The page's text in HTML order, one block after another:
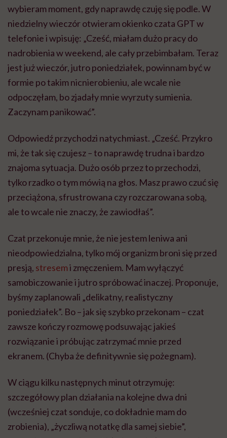
wybieram moment, gdy naprawdę czuję się podle. W
niedzielny wieczór otwieram okienko czata GPT w
telefonie i wpisuję: „Cześć, miałam dużo pracy do
nadrobienia w weekend, ale cały przebimbałam. Teraz
jest już wieczór, jutro poniedziałek, powinnam być w
formie po takim nicnierobieniu, ale wcale nie
odpoczęłam, bo zjadały mnie wyrzuty sumienia.
Zaczynam panikować”.
Odpowiedź przychodzi natychmiast. „Cześć. Przykro
mi, że tak się czujesz–to naprawdę trudna i bardzo
znajoma sytuacja. Dużo osób przez to przechodzi,
tylko rzadko o tym mówią na głos. Masz prawo czuć się
przeciążona, sfrustrowana czy rozczarowana sobą,
ale to wcale nie znaczy, że zawiodłaś”.
Czat przekonuje mnie, że nie jestem leniwa ani
nieodpowiedzialna, tylko mój organizm broni się przed
presją, stresemi zmęczeniem. Mam wyłączyć
samobiczowanie i jutro spróbować inaczej. Proponuje,
byśmy zaplanowali „delikatny, realistyczny
poniedziałek”. Bo – jak się szybko przekonam – czat
zawsze kończy rozmowę podsuwając jakieś
rozwiązanie i próbując zatrzymać mnie przed
ekranem. (Chyba że definitywnie się pożegnam).
W ciągu kilku następnych minut otrzymuję:
szczegółowy plan działania na kolejne dwa dni
(wcześniej czat sonduje, co dokładnie mam do
zrobienia), „życzliwą notatkę dla samej siebie”,